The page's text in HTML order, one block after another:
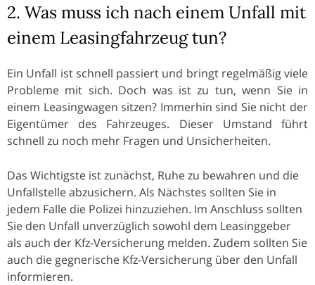
2. Was muss ich nach einem Unfall mit
einem Leasingfahrzeug tun?
Ein Unfall ist schnell passiert und bringt regelmäßig viele
Probleme mit sich. Doch was ist zu tun, wenn Sie in
einem Leasingwagen sitzen? Immerhin sind Sie nicht der
Eigentümer des Fahrzeuges. Dieser Umstand führt
schnell zu noch mehr Fragen und Unsicherheiten.
Das Wichtigste ist zunächst, Ruhe zu bewahren und die
Unfallstelle abzusichern. Als Nächstes sollten Sie in
jedem Falle die Polizei hinzuziehen. Im Anschluss sollten
Sie den Unfall unverzüglich sowohl dem Leasinggeber
als auch der Kfz-Versicherung melden. Zudem sollten Sie
auch die gegnerische Kfz-Versicherung über den Unfall
informieren.